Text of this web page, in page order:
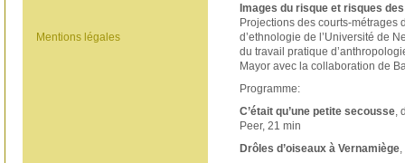
Mentions légales
Images du risque et risques
Projections des courts-métrages
d’ethnologie de l’Université de
du travail pratique
Mayor avec la collaboration de
Programme:
C’était qu’une petite secousse
Peer, 21 min
Drôles d’oiseaux à Vernamiège